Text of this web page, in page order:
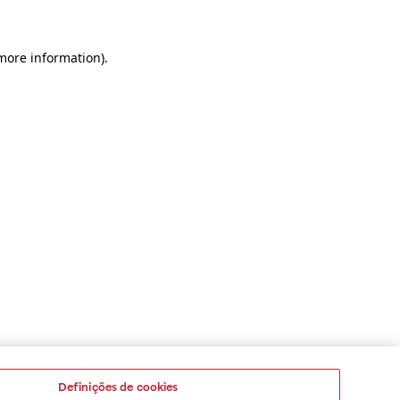
information).
Definições de cookies